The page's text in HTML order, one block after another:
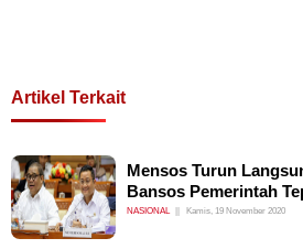
Artikel Terkait
Mensos Turun
Bansos Pemerintah
NASIONAL Kamis, 19 November 2020